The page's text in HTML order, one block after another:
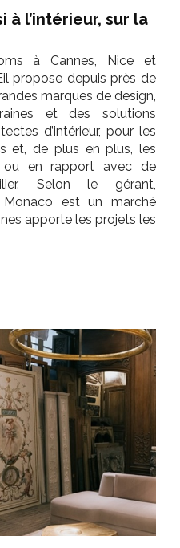
à l’intérieur, sur la
à Cannes, Nice et
propose depuis près de
marques de design,
et des solutions
d’intérieur, pour les
et, de plus en plus, les
ou en rapport avec de
Selon le gérant,
est un marché
apporte les projets les